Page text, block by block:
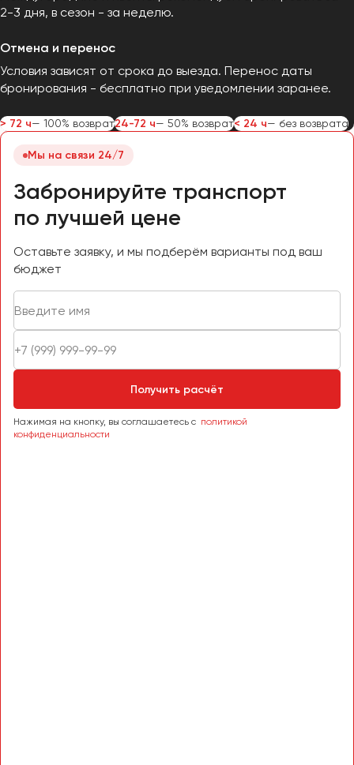
2-3 дня, в сезон - за неделю.
Отмена и перенос
Условия зависят от срока до выезда. Перенос даты
бронирования - бесплатно при уведомлении заранее.
> 72 ч— 100% возврат24-72 ч— 50% возврат< 24 ч— без возврата
Мы на связи 24/7
Забронируйте транспорт
по лучшей цене
Оставьте заявку, и мы подберём варианты под ваш
бюджет
Получить расчёт
Нажимая на кнопку, вы соглашаетесь с политикой
конфиденциальности